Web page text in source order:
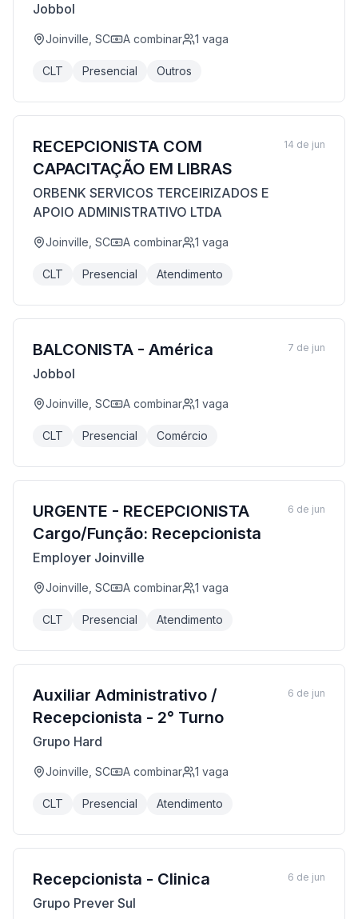
Jobbol
Joinville, SC A combinar 1 vaga
CLT Presencial Outros
RECEPCIONISTA COM
CAPACITAÇÃO EM LIBRAS
ORBENK SERVICOS TERCEIRIZADOS E
APOIO ADMINISTRATIVO LTDA
Joinville, SC A combinar 1 vaga
CLT Presencial Atendimento
14 de jun
BALCONISTA - América
Jobbol
Joinville, SC A combinar 1 vaga
CLT Presencial Comércio
7 de jun
URGENTE - RECEPCIONISTA
Cargo/Função: Recepcionista
Employer Joinville
Joinville, SC A combinar 1 vaga
CLT Presencial Atendimento
6 de jun
Auxiliar Administrativo /
Recepcionista - 2° Turno
Grupo Hard
Joinville, SC A combinar 1 vaga
CLT Presencial Atendimento
6 de jun
Recepcionista - Clinica
Grupo Prever Sul
6 de jun